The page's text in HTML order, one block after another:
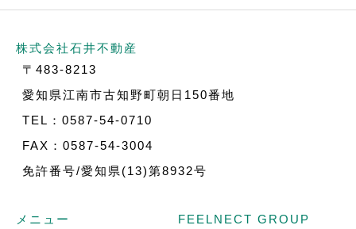
株式会社石井不動産
〒483-8213
愛知県江南市古知野町朝日150番地
TEL：0587-54-0710
FAX：0587-54-3004
免許番号/愛知県(13)第8932号
メニュー FEELNECT GROUP